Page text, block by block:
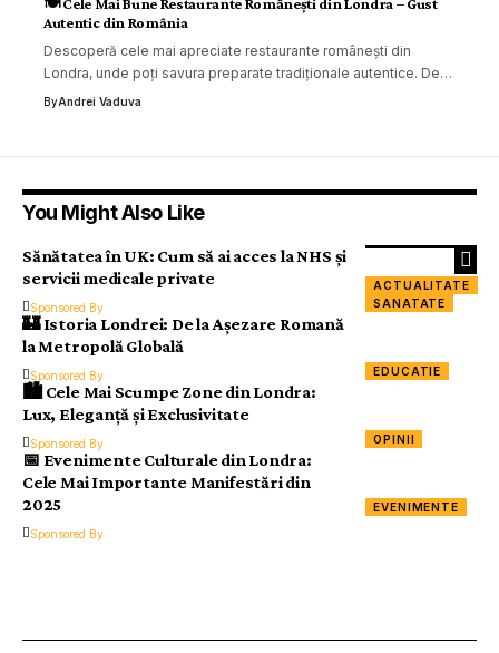
Autentic din România
Descoperă cele mai apreciate restaurante românești din
Londra, unde poți savura preparate tradiționale autentice. De…
ByAndrei Vaduva
You Might Also Like
ACTUALITATE
SANATATE
Sănătatea în UK: Cum să ai acces la NHS și
servicii medicale private
Sponsored By
EDUCATIE
🏰 Istoria Londrei: De la Așezare Romană
la Metropolă Globală
Sponsored By
OPINII
🏙️ Cele Mai Scumpe Zone din Londra:
Lux, Eleganță și Exclusivitate
Sponsored By
EVENIMENTE
📅 Evenimente Culturale din Londra:
Cele Mai Importante Manifestări din
2025
Sponsored By